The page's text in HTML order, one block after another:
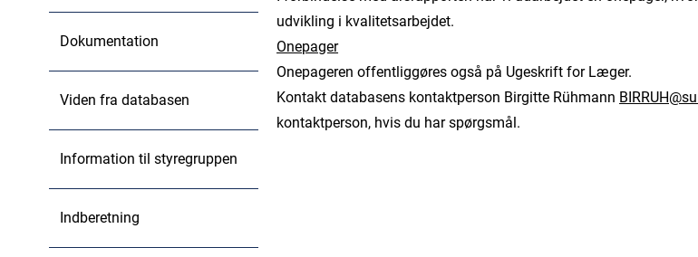
Dokumentation
Viden fra databasen
Information til styregruppen
Indberetning
udvikling i kvalitetsarbejdet.
Onepager
Onepageren offentliggøres også på Ugeskrift for Læger.
Kontakt databasens kontaktperson Birgitte Rühmann
kontaktperson, hvis du har spørgsmål.